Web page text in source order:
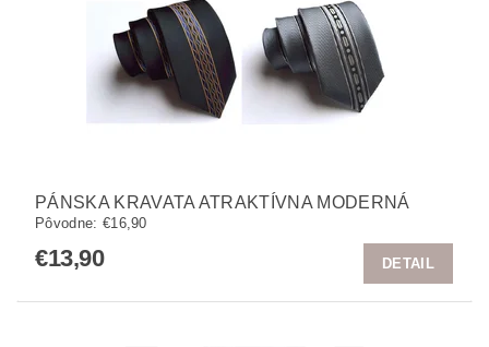
PÁNSKA KRAVATA ATRAKTÍVNA MODERNÁ
Pôvodne: €16,90
€13,90 DETAIL